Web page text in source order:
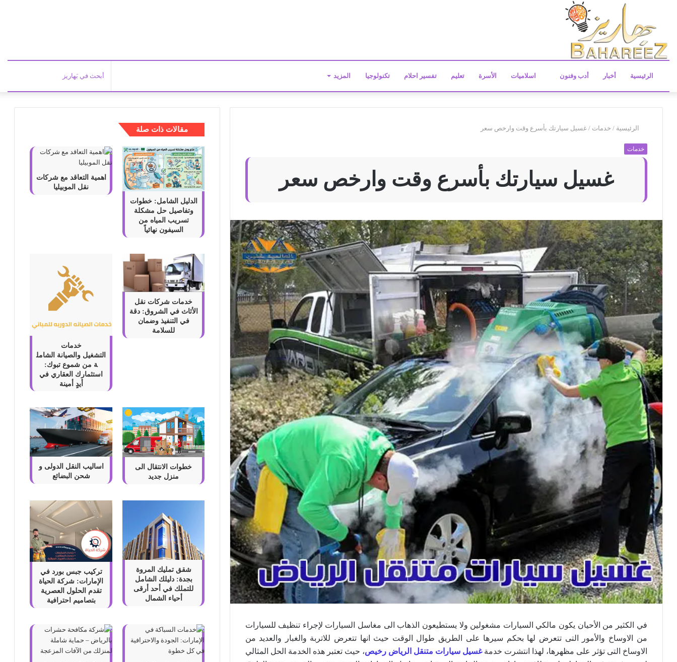
الرئيسية أخبار أدب وفنون اسلاميات الأسرة تعليم تفسير احلام تكنولوجيا المزيد
الرئيسية / خدمات / غسيل سيارتك بأسرع وقت وارخص سعر
خدمات
غسيل سيارتك بأسرع وقت وارخص سعر
في الكثير من الأحيان يكون مالكي السيارات مشغولين ولا يستطيعون الذهاب الى مغاسل السيارات لإجراء تنظيف للسيارات
من الاوساخ والأمور التى تتعرض لها بحكم سيرها على الطريق طوال الوقت حيث انها تتعرض للاتربة والغبار والعديد من
الاوساخ التى تؤثر على مظهرها، لهذا انتشرت خدمةغسيل سيارات متنقل الرياض رخيص، حيث تعتبر هذه الخدمة الحل المثالي
مقالات ذات صلة
الدليل الشامل: خطوات
وتفاصيل حل مشكلة
تسريب المياه من
السيفون نهائياً
اهمية التعاقد مع شركات
نقل الموبيليا
خدمات شركات نقل
الأثاث في الشروق: دقة
في التنفيذ وضمان
للسلامة
خدمات
التشغيل والصيانة الشامل
ة من شموع تبوك:
استثمارك العقاري في
أيدٍ أمينة
خطوات الانتقال الى
منزل جديد
اساليب النقل الدولى و
شحن البضائع
شقق تمليك المروة
بجدة: دليلك الشامل
للتملك في أحد أرقى
أحياء الشمال
تركيب جبس بورد في
الإمارات: شركة الحياة
تقدم الحلول العصرية
بتصاميم احترافية